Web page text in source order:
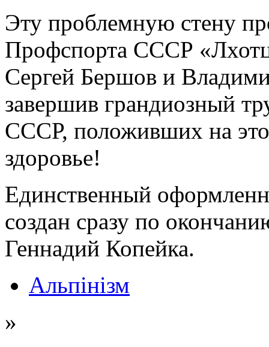
Эту проблемную стену
Профспорта СССР
Сергей Бершов и
завершив грандиозный
СССР, положивших на
здоровье!
Единственный
создан сразу по
Геннадий Копейка.
Альпінізм
»